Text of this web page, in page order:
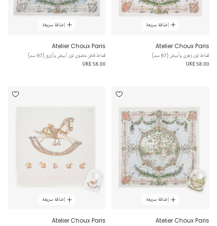
إضافة سريعة
Atelier Choux Paris
قماط لون زهري وأبيض (97 سم)
UK£ 58.00
إضافة سريعة
Atelier Choux Paris
قماط قطن عضوي لون أبيض وأزرق (97 سم)
UK£ 58.00
إضافة سريعة
Atelier Choux Paris
إضافة سريعة
Atelier Choux Paris